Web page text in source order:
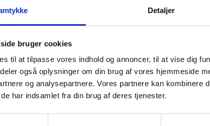
Detaljer
bruger cookies
til at tilpasse vores indhold og annoncer, til at vise dig
også oplysninger om din brug af vores hjemmeside
og analysepartnere. Vores partnere kan kombinere
har indsamlet fra din brug af deres tjenester.
Ansøgningsrunden
Ansøgningsrunden for næste år Erasmus+-
februar 2023. Derfor afholder Uddannelses- og
nye aktion i idrætssektoren og gennemgå
være fokus på både tilskudsmuligheder samt